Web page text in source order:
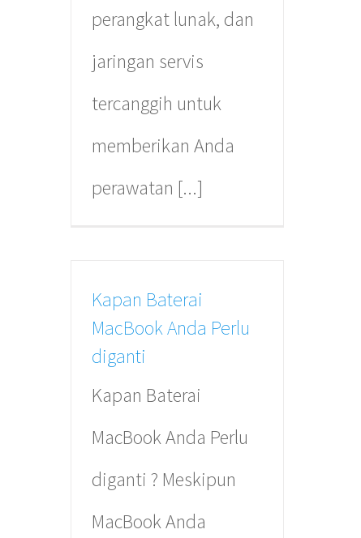
perangkat lunak, dan
jaringan servis
tercanggih untuk
memberikan Anda
perawatan [...]
Kapan Baterai
MacBook Anda Perlu
diganti
Kapan Baterai
MacBook Anda Perlu
diganti ? Meskipun
MacBook Anda
PT. Mac Arena Indonesia